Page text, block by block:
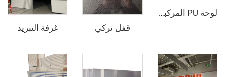
لوحة PU المركبة من الفولاذ الملون
غرفة التبريد